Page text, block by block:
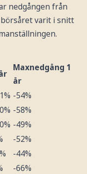
nedgången från
varit i snitt
Maxnedgång 1
år
-54%
-58%
-49%
-52%
-44%
-66%